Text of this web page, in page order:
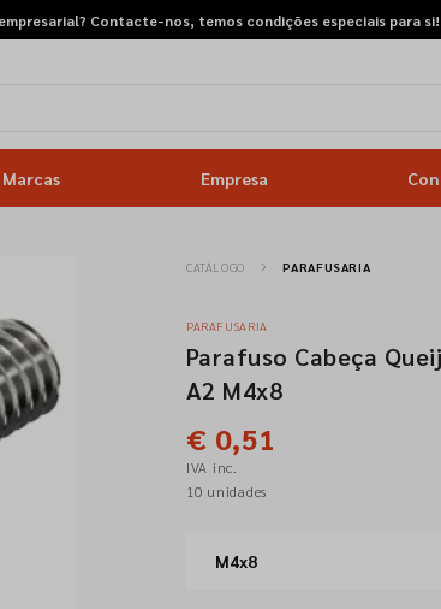
Contacte-nos, temos condições especiais para si!
Marcas Empresa
CATÁLOGO PARAFUSARIA
PARAFUSARIA
Parafuso Cabeça
A2 M4x8
€ 0,51
IVA inc.
10 unidades
M4x8